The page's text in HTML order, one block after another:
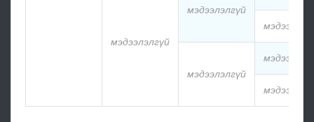
мэдээлэлгүй
мэдээлэлгүй
мэдээлэлгүй